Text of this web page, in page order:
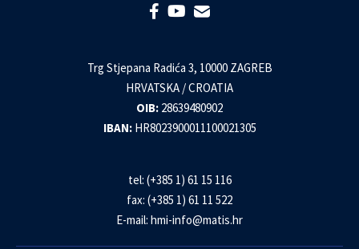
Trg Stjepana Radića 3, 10000 ZAGREB
HRVATSKA / CROATIA
OIB: 28639480902
IBAN: HR8023900011100021305
tel: (+385 1) 61 15 116
fax: (+385 1) 61 11 522
E-mail: hmi-info@matis.hr